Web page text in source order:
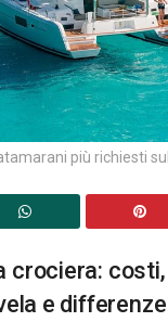
più richiesti
crociera:
e